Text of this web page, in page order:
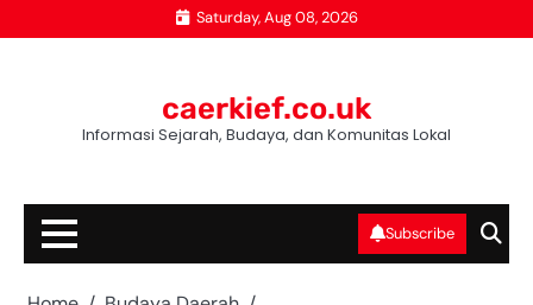
to
Saturday, Aug 08, 2026
caerkief.co.uk
Informasi Sejarah, Budaya, dan Komunitas Lokal
Subscribe